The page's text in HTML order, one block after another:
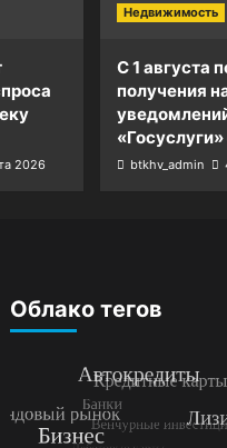
2026
Недвижимость
С 1 августа
получения
btkhv_admin
Облако тегов